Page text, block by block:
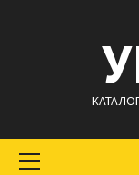
меню